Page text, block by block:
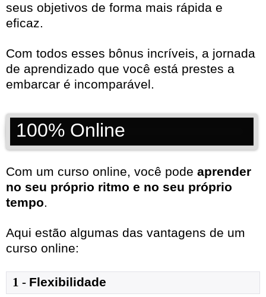
seus objetivos de forma mais rápida e
eficaz.
Com todos esses bônus incríveis, a jornada
de aprendizado que você está prestes a
embarcar é incomparável.
100% Online
Com um curso online, você pode aprender
no seu próprio ritmo e no seu próprio
tempo.
Aqui estão algumas das vantagens de um
curso online:
1 - Flexibilidade